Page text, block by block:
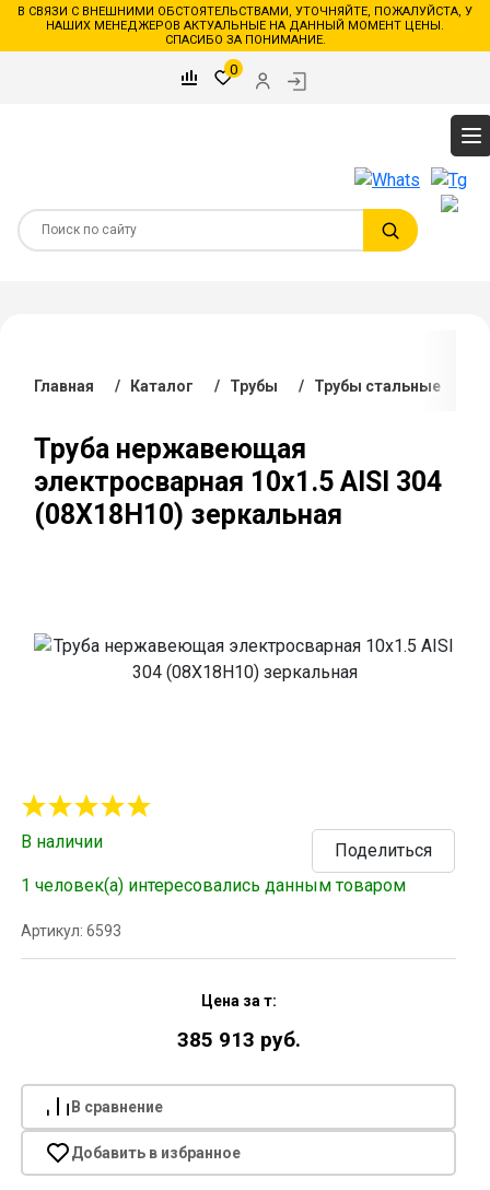
В СВЯЗИ С ВНЕШНИМИ ОБСТОЯТЕЛЬСТВАМИ, УТОЧНЯЙТЕ, ПОЖАЛУЙСТА, У
НАШИХ МЕНЕДЖЕРОВ АКТУАЛЬНЫЕ НА ДАННЫЙ МОМЕНТ ЦЕНЫ.
СПАСИБО ЗА ПОНИМАНИЕ.
0
Главная / Каталог / Трубы / Трубы стальные
Труба нержавеющая
электросварная 10х1.5 AISI 304
(08Х18Н10) зеркальная
В наличии
Поделиться
1 человек(а) интересовались данным товаром
Артикул: 6593
Цена за т:
385 913 руб.
В сравнение
Добавить в избранное